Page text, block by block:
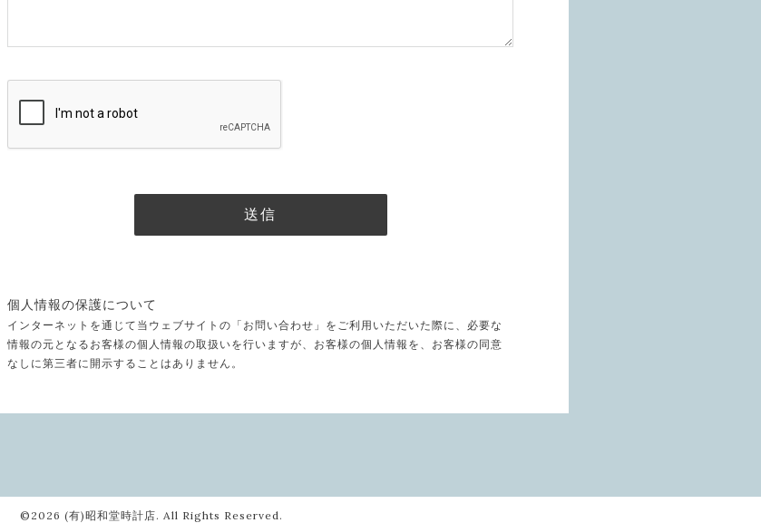
個人情報の保護について
インターネットを通じて当ウェブサイトの「お問い合わせ」をご利用いただいた際に、必要な
情報の元となるお客様の個人情報の取扱いを行いますが、お客様の個人情報を、お客様の同意
なしに第三者に開示することはありません。
©2026 (有)昭和堂時計店. All Rights Reserved.